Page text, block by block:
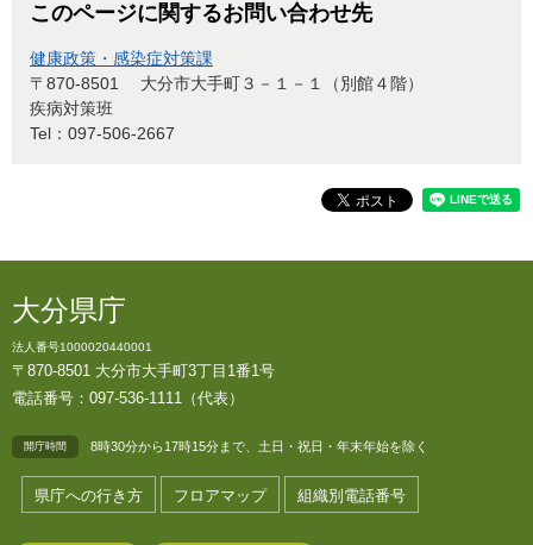
このページに関するお問い合わせ先
健康政策・感染症対策課
〒870-8501
大分市大手町３－１－１（別館４階）
疾病対策班
Tel：097-506-2667
大分県庁
法人番号1000020440001
〒870-8501 大分市大手町3丁目1番1号
電話番号：097-536-1111（代表）
開庁時間 8時30分から17時15分まで、土日・祝日・年末年始を除く
県庁への行き方 フロアマップ 組織別電話番号